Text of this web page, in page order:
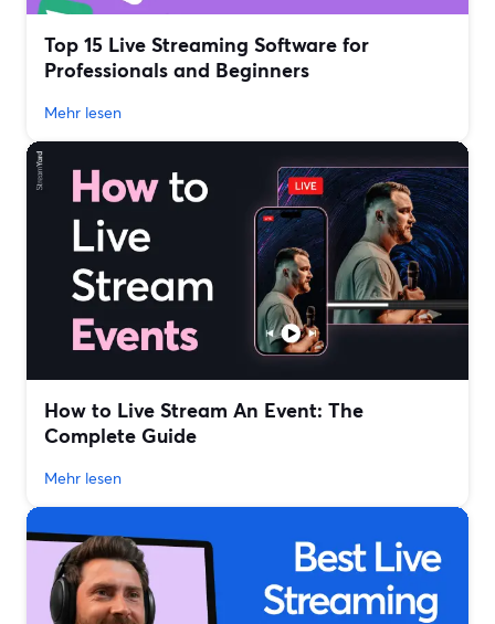
Top 15 Live Streaming Software for
Professionals and Beginners
Mehr lesen
How to Live Stream An Event: The
Complete Guide
Mehr lesen